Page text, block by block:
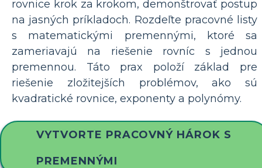
rovnice krok za krokom, demonštrovať postup
na jasných príkladoch. Rozdeľte pracovné listy
s matematickými premennými, ktoré sa
zameriavajú na riešenie rovníc s jednou
premennou. Táto prax položí základ pre
riešenie zložitejších problémov, ako sú
kvadratické rovnice, exponenty a polynómy.
VYTVORTE PRACOVNÝ HÁROK S
PREMENNÝMI